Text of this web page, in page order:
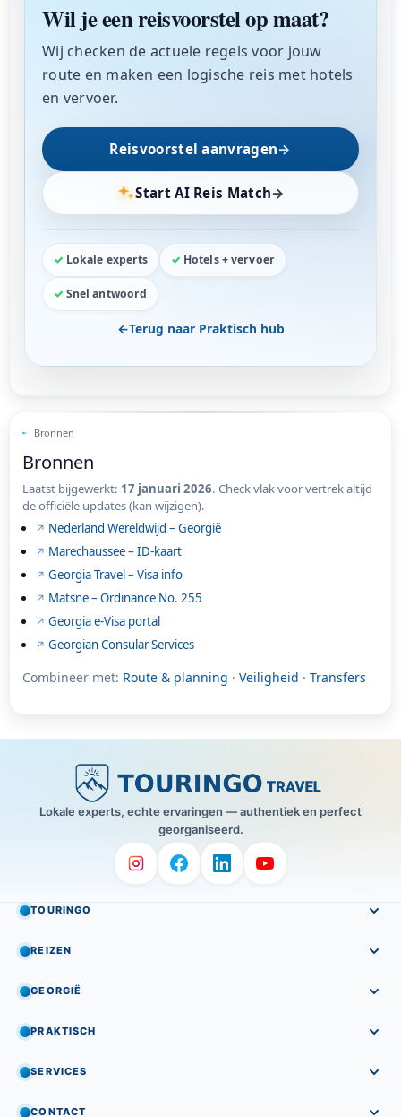
Wil je een reisvoorstel op maat?
Wij checken de actuele regels voor jouw
route en maken een logische reis met hotels
en vervoer.
Reisvoorstel aanvragen→
Start AI Reis Match→
Lokale experts Hotels + vervoer
Snel antwoord
←Terug naar Praktisch hub
Bronnen
Bronnen
Laatst bijgewerkt: 17 januari 2026. Check vlak voor vertrek altijd
de officiële updates (kan wijzigen).
Nederland Wereldwijd – Georgië
Marechaussee – ID-kaart
Georgia Travel – Visa info
Matsne – Ordinance No. 255
Georgia e-Visa portal
Georgian Consular Services
Combineer met: Route & planning · Veiligheid · Transfers
Lokale experts, echte ervaringen — authentiek en perfect
georganiseerd.
TOURINGO
REIZEN
GEORGIË
PRAKTISCH
SERVICES
CONTACT